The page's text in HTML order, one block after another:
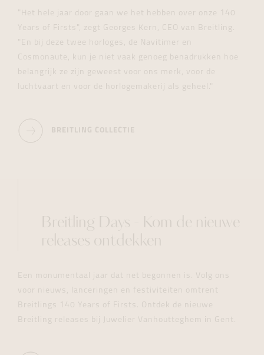
"Het hele jaar door gaan we het hebben over onze 140
Years of Firsts", zegt Georges Kern, CEO van Breitling.
"En bij deze twee horloges, de Navitimer en
Cosmonaute, kun je niet vaak genoeg benadrukken hoe
belangrijk ze zijn geweest voor ons merk, voor de
luchtvaart en voor de horlogemakerij als geheel."
BREITLING COLLECTIE
Breitling Days - Kom de nieuwe
releases ontdekken
Een monumentaal jaar dat net begonnen is. Volg ons
voor nieuws, lanceringen en festiviteiten omtrent
Breitlings 140 Years of Firsts. Ontdek de nieuwe
Breitling releases bij Juwelier Vanhoutteghem in Gent.